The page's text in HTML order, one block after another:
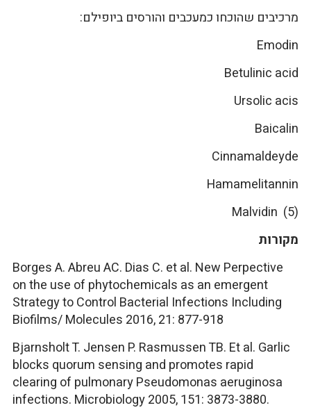
מרכיבים שהוכחו כמעכבים והורסים ביופילם:
Emodin
Betulinic acid
Ursolic acis
Baicalin
Cinnamaldeyde
Hamamelitannin
Malvidin (5)
מקורות
Borges A. Abreu AC. Dias C. et al. New Perpective
on the use of phytochemicals as an emergent
Strategy to Control Bacterial Infections Including
Biofilms/ Molecules 2016, 21: 877-918
Bjarnsholt T. Jensen P. Rasmussen TB. Et al. Garlic
blocks quorum sensing and promotes rapid
clearing of pulmonary Pseudomonas aeruginosa
infections. Microbiology 2005, 151: 3873-3880.